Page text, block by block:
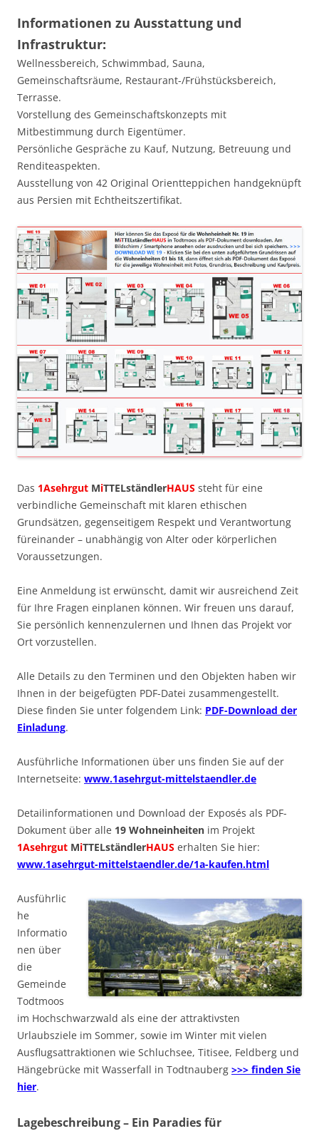
Informationen zu Ausstattung und
Infrastruktur:
Wellnessbereich, Schwimmbad, Sauna,
Gemeinschaftsräume, Restaurant-/Frühstücksbereich,
Terrasse.
Vorstellung des Gemeinschaftskonzepts mit
Mitbestimmung durch Eigentümer.
Persönliche Gespräche zu Kauf, Nutzung, Betreuung und
Renditeaspekten.
Ausstellung von 42 Original Orientteppichen handgeknüpft
aus Persien mit Echtheitszertifikat.
Das 1Asehrgut MiTTELständlerHAUS steht für eine
verbindliche Gemeinschaft mit klaren ethischen
Grundsätzen, gegenseitigem Respekt und Verantwortung
füreinander – unabhängig von Alter oder körperlichen
Voraussetzungen.
Eine Anmeldung ist erwünscht, damit wir ausreichend Zeit
für Ihre Fragen einplanen können. Wir freuen uns darauf,
Sie persönlich kennenzulernen und Ihnen das Projekt vor
Ort vorzustellen.
Alle Details zu den Terminen und den Objekten haben wir
Ihnen in der beigefügten PDF-Datei zusammengestellt.
Diese finden Sie unter folgendem Link: PDF-Download der
Einladung.
Ausführliche Informationen über uns finden Sie auf der
Internetseite: www.1asehrgut-mittelstaendler.de
Detailinformationen und Download der Exposés als PDF-
Dokument über alle 19 Wohneinheiten im Projekt
1Asehrgut MiTTELständlerHAUS erhalten Sie hier:
www.1asehrgut-mittelstaendler.de/1a-kaufen.html
Ausführlic
he
Informatio
nen über
die
Gemeinde
Todtmoos
im Hochschwarzwald als eine der attraktivsten
Urlaubsziele im Sommer, sowie im Winter mit vielen
Ausflugsattraktionen wie Schluchsee, Titisee, Feldberg und
Hängebrücke mit Wasserfall in Todtnauberg >>> finden Sie
hier.
Lagebeschreibung – Ein Paradies für